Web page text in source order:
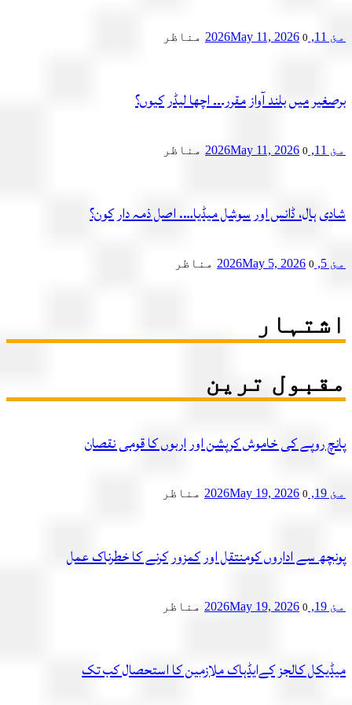
May 11, 2026 مناظر
میں بلند آواز مقرر۔۔۔ اچھا لیڈر کیوں؟
May 11, 2026 مناظر
ہال، ڈانس اور سوشل میڈیا…. اصل ذمہ دار کون؟
May 5, 2026 0 مناظر
ترین
روپے کی خاموش کرپشن اور اربوں کا قومی نقصان
May 19, 2026 0 مناظر
سے اداروں کومنتقل اور کمزور کرنے کا خطرناک عمل
May 19, 2026 0 مناظر
کالجز کےایڈہاک ملازمین کا استحصال کب تک